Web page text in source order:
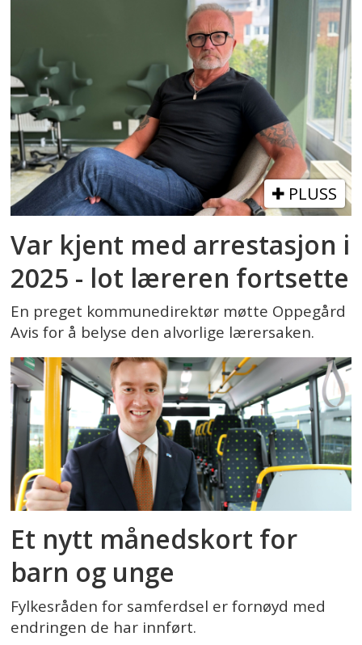
PLUSS
Var kjent med arrestasjon i
2025 - lot læreren fortsette
En preget kommunedirektør møtte Oppegård
Avis for å belyse den alvorlige lærersaken.
Et nytt månedskort for
barn og unge
Fylkesråden for samferdsel er fornøyd med
endringen de har innført.